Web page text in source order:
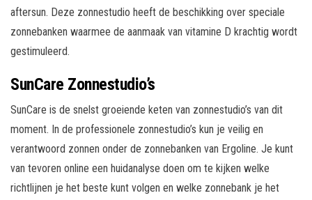
aftersun. Deze zonnestudio heeft de beschikking over speciale
zonnebanken waarmee de aanmaak van vitamine D krachtig wordt
gestimuleerd.
SunCare Zonnestudio’s
SunCare is de snelst groeiende keten van zonnestudio’s van dit
moment. In de professionele zonnestudio’s kun je veilig en
verantwoord zonnen onder de zonnebanken van Ergoline. Je kunt
van tevoren online een huidanalyse doen om te kijken welke
richtlijnen je het beste kunt volgen en welke zonnebank je het